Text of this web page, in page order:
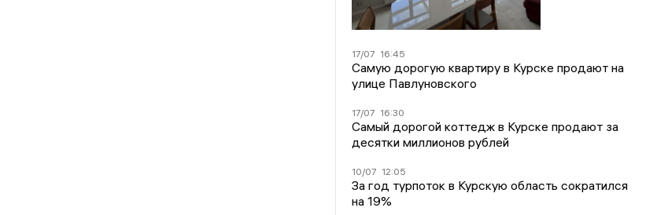
17/07 16:45
Самую дорогую квартиру в Курске продают на
улице Павлуновского
17/07 16:30
Самый дорогой коттедж в Курске продают за
десятки миллионов рублей
10/07 12:05
За год турпоток в Курскую область сократился
на 19%